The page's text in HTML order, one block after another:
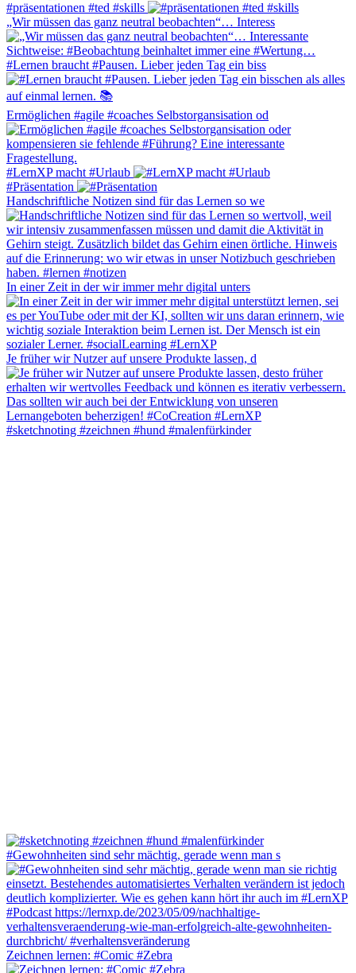
#präsentationen #ted #skills
„Wir müssen das ganz neutral beobachten“… Interess
#Lernen braucht #Pausen. Lieber jeden Tag ein biss
Ermöglichen #agile #coaches Selbstorgansisation od
#LernXP macht #Urlaub
#Präsentation
Handschriftliche Notizen sind für das Lernen so we
In einer Zeit in der wir immer mehr digital unters
Je früher wir Nutzer auf unsere Produkte lassen, d
#sketchnoting #zeichnen #hund #malenfürkinder
#Gewohnheiten sind sehr mächtig, gerade wenn man s
Zeichnen lernen: #Comic #Zebra